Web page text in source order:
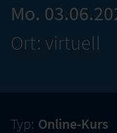
Mo.
Ort: virtuell
Typ: Online-Kurs